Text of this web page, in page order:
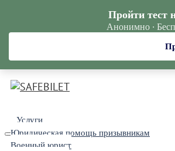
Услуги
Юридическая помощь призывникам
Военный юрист
Пройти тест
Анонимно ·